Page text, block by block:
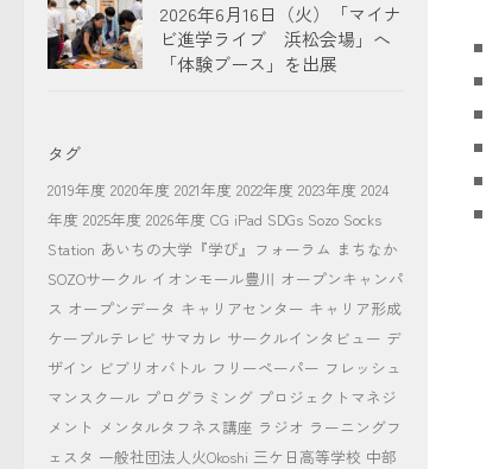
2026年6月16日（火）「マイナ
ビ進学ライブ 浜松会場」へ
「体験ブース」を出展
タグ
2019年度 2020年度 2021年度 2022年度 2023年度 2024
年度 2025年度 2026年度 CG iPad SDGs Sozo Socks
Station あいちの大学『学び』フォーラム まちなか
SOZOサークル イオンモール豊川 オープンキャンパ
ス オープンデータ キャリアセンター キャリア形成
ケーブルテレビ サマカレ サークルインタビュー デ
ザイン ビブリオバトル フリーペーパー フレッシュ
マンスクール プログラミング プロジェクトマネジ
メント メンタルタフネス講座 ラジオ ラーニングフ
ェスタ 一般社団法人火Okoshi 三ケ日高等学校 中部